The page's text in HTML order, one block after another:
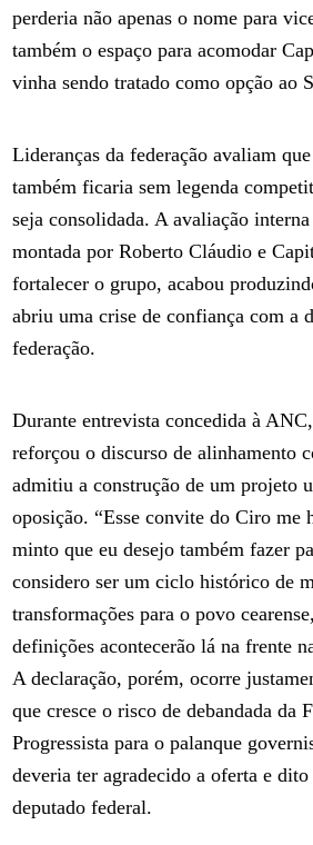
perderia não apenas o nome para
também o espaço para acomodar
vinha sendo tratado como opção ao
Lideranças da federação avaliam
também ficaria sem legenda
seja consolidada. A avaliação
montada por Roberto Cláudio e
fortalecer o grupo, acabou
abriu uma crise de confiança com a
federação.
Durante entrevista concedida à
reforçou o discurso de alinhamento
admitiu a construção de um projeto
oposição. “Esse convite do Ciro me
minto que eu desejo também fazer
considero ser um ciclo histórico de
transformações para o povo
definições acontecerão lá na frente
A declaração, porém, ocorre
que cresce o risco de debandada da
Progressista para o palanque
deveria ter agradecido a oferta e
deputado federal.